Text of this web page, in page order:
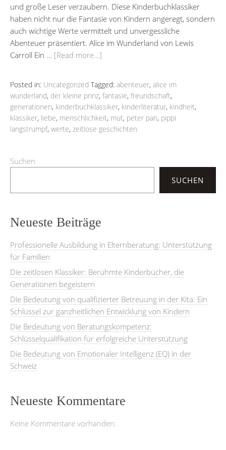
und große Leser verzaubern. Diese Kinderbuchklassiker
haben nicht nur die Fantasie von Kindern angeregt, sondern
auch wichtige Werte vermittelt und unvergessliche
Abenteuer präsentiert. Alice im Wunderland von Lewis
Carroll Ein … [Read more…]
Posted in: Uncategorized Tagged: abenteuer, alice im
wunderland, der kleine prinz, fantasie, freundschaft,
generationen, kinderbuchklassiker, kinderliteratur, kindheit,
klassiker, liebe, menschlichkeit, mut, peter pan, pippi
langstrumpf, werte, zeitlose geschichten
Suchen
SUCHEN
Neueste Beiträge
Professionelle Ausbildung in Elternberatung: Unterstützung
für Familien
Die zeitlosen Klassiker: Berühmte Kinderbücher, die
Generationen begeistern
Die Bedeutung von qualifizierter Betreuung in der Kita: Ein
Schlüssel zur ganzheitlichen Entwicklung von Kindern
Die Bedeutung von Beratungskompetenz:
Schlüsselqualifikation für erfolgreiche Unterstützung
Die Bedeutung von Emotionaler Intelligenz (EQ) in der
Schweiz
Neueste Kommentare
Keine Kommentare vorhanden.